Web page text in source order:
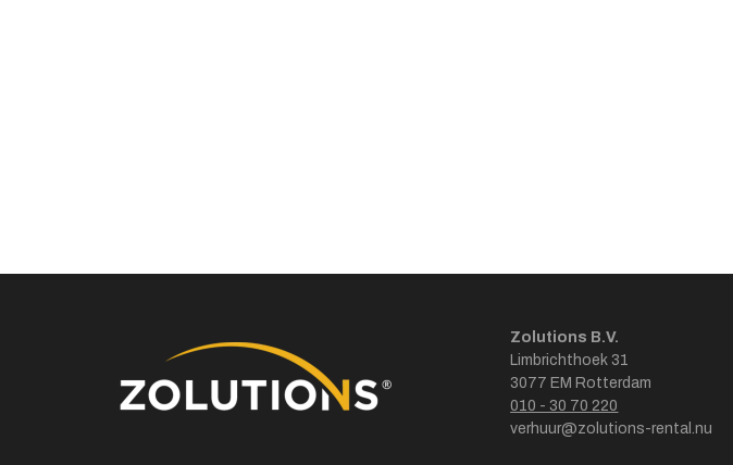
Zolutions B.V.
Limbrichthoek 31
3077 EM Rotterdam
010 - 30 70 220
verhuur@zolutions-rental.nu